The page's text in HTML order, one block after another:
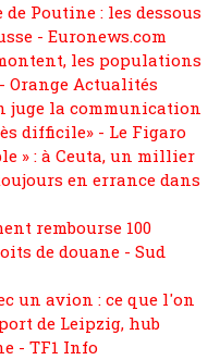
Poutine : les dessous
- Euronews.com
les populations
Orange Actualités
juge la communication
difficile» - Le Figaro
» : à Ceuta, un millier
en errance dans
rembourse 100
de douane - Sud
un avion : ce que l'on
de Leipzig, hub
- TF1 Info